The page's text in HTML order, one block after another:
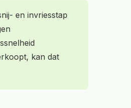
en invriesstap
kan dat